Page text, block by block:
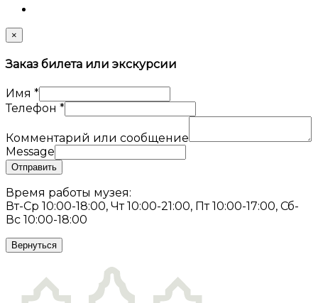
×
Заказ билета или экскурсии
Имя *
Телефон *
Комментарий или сообщение
Message
Отправить
Время работы музея:
Вт-Ср 10:00-18:00, Чт 10:00-21:00, Пт 10:00-17:00, Сб-
Вс 10:00-18:00
Вернуться